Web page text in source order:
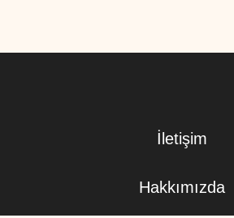
İletişim
Hakkımızda